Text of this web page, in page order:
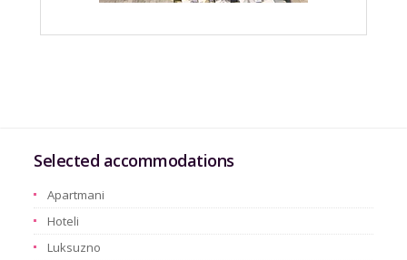
Selected accommodations
Apartmani
Hoteli
Luksuzno